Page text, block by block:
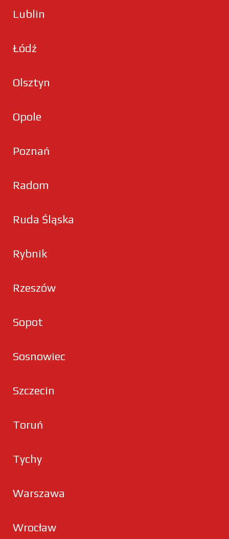
Lublin
Łódź
Olsztyn
Opole
Poznań
Radom
Ruda Śląska
Rybnik
Rzeszów
Sopot
Sosnowiec
Szczecin
Toruń
Tychy
Warszawa
Wrocław